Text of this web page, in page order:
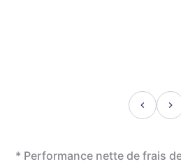
* Performance nette de frais